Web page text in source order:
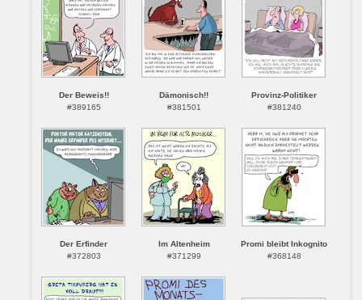
Der Beweis!!
#389165
Dämonisch!!
#381501
Provinz-Politiker
#381240
Der Erfinder
#372803
Im Altenheim
#371299
Promi bleibt Inkognito
#368148